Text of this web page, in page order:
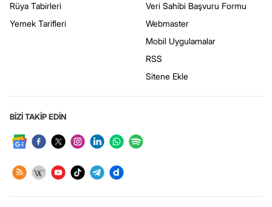
Rüya Tabirleri
Yemek Tarifleri
Veri Sahibi Başvuru Formu
Webmaster
Mobil Uygulamalar
RSS
Sitene Ekle
BİZİ TAKİP EDİN